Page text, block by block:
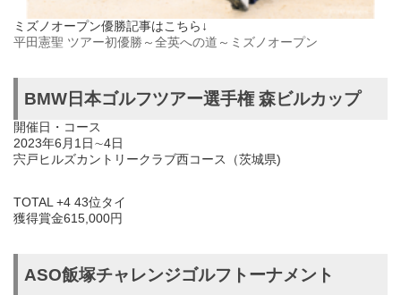
ミズノオープン優勝記事はこちら↓
平田憲聖 ツアー初優勝～全英への道～ミズノオープン
BMW日本ゴルフツアー選手権 森ビルカップ
開催日・コース
2023年6月1日∼4日
宍戸ヒルズカントリークラブ西コース（茨城県)
TOTAL +4 43位タイ
獲得賞金615,000円
ASO飯塚チャレンジゴルフトーナメント